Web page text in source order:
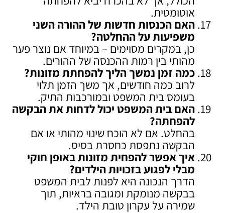
אוטומטית.
האם הכנסות חדשות של ההורה השני
משפיעות על ההחלטה?
כן, במקרים מסוימים – במיוחד אם נוצר פער
מהותי בין רמות ההכנסה של ההורים.
כמה זמן נמשך הליך להפחתת מזונות?
לרוב כמה חודשים, אך משך הזמן תלוי
בעומס בית המשפט ובמורכבות התיק.
האם בית המשפט יכול לדחות את הבקשה
להפחתה?
בהחלט. אם לא הוכח שינוי מהותי או אם
הבקשה נתפסת כחסרת בסיס.
איך אפשר להפחית מזונות באופן חוקי
מבלי לפגוע בזכויות הילדים?
הדרך הנכונה היא לפנות לבית המשפט
בבקשה מנומקת ומגובה בראיות, תוך
שמירה על עקרון טובת הילד.